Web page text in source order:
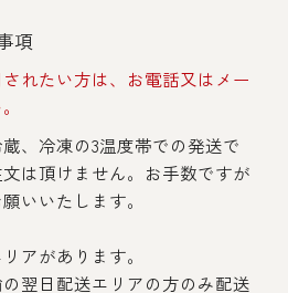
項
れたい方は、お電話又はメー
、冷凍の3温度帯での発送で
は頂けません。お手数ですが
いいたします。
アがあります。
翌日配送エリアの方のみ配送